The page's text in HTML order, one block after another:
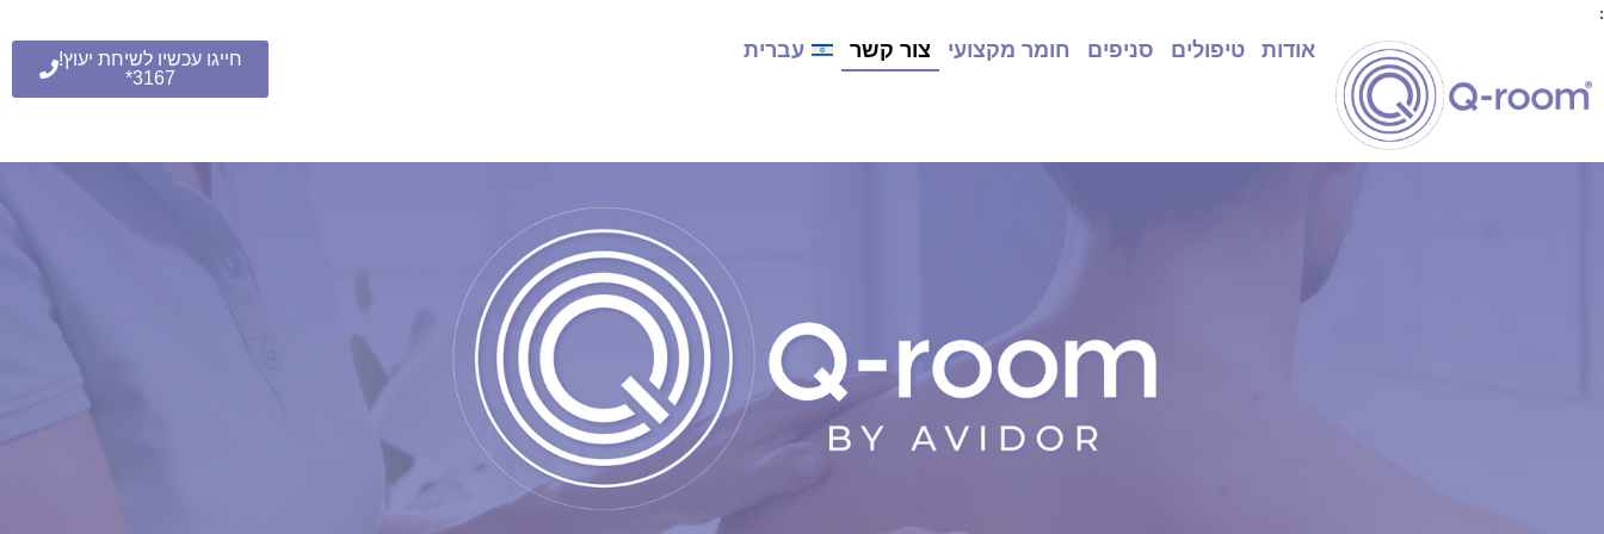
:
אודות טיפולים סניפים חומר מקצועי צור קשר עברית
חייגו עכשיו לשיחת יעוץ!
3167*